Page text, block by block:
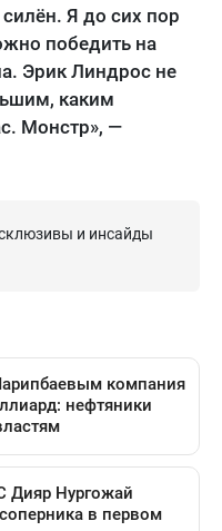
Я до сих пор
победить на
Эрик Линдрос не
каким
Монстр», —
и инсайды